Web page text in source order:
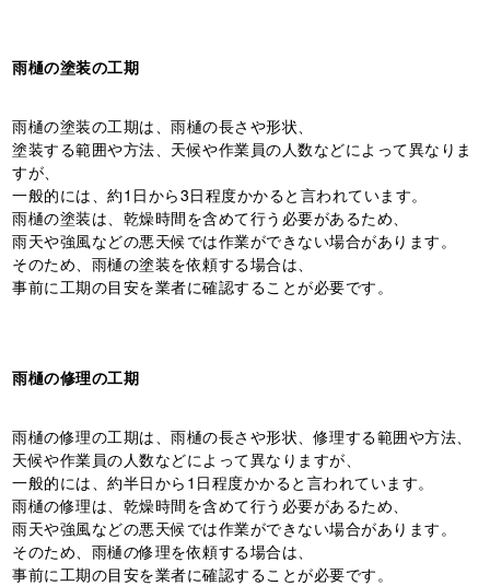
雨樋の塗装の工期
雨樋の塗装の工期は、雨樋の長さや形状、
塗装する範囲や方法、天候や作業員の人数などによって異なりま
すが、
一般的には、約1日から3日程度かかると言われています。
雨樋の塗装は、乾燥時間を含めて行う必要があるため、
雨天や強風などの悪天候では作業ができない場合があります。
そのため、雨樋の塗装を依頼する場合は、
事前に工期の目安を業者に確認することが必要です。
雨樋の修理の工期
雨樋の修理の工期は、雨樋の長さや形状、修理する範囲や方法、
天候や作業員の人数などによって異なりますが、
一般的には、約半日から1日程度かかると言われています。
雨樋の修理は、乾燥時間を含めて行う必要があるため、
雨天や強風などの悪天候では作業ができない場合があります。
そのため、雨樋の修理を依頼する場合は、
事前に工期の目安を業者に確認することが必要です。